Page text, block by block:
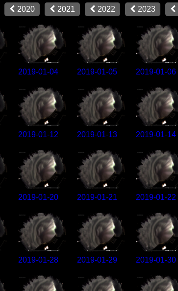
2020 2021 2022 2023
2019-01-04 2019-01-05 2019-01-06
2019-01-12 2019-01-13 2019-01-14
2019-01-20 2019-01-21 2019-01-22
2019-01-28 2019-01-29 2019-01-30